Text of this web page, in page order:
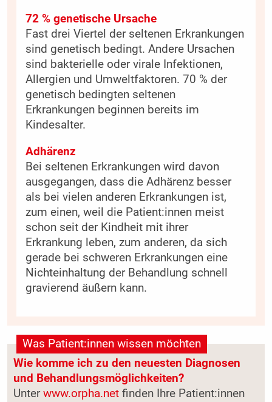
72 % genetische Ursache
Fast drei Viertel der seltenen Erkrankungen
sind genetisch bedingt. Andere Ursachen
sind bakterielle oder virale Infektionen,
Allergien und Umweltfaktoren. 70 % der
genetisch bedingten seltenen
Erkrankungen beginnen bereits im
Kindesalter.
Adhärenz
Bei seltenen Erkrankungen wird davon
ausgegangen, dass die Adhärenz besser
als bei vielen anderen Erkrankungen ist,
zum einen, weil die Patient:innen meist
schon seit der Kindheit mit ihrer
Erkrankung leben, zum anderen, da sich
gerade bei schweren Erkrankungen eine
Nichteinhaltung der Behandlung schnell
gravierend äußern kann.
Was Patient:innen wissen möchten
Wie komme ich zu den neuesten Diagnosen
und Behandlungsmöglichkeiten?
Unterwww.orpha.netfinden Ihre Patient:innen
Was Patient:innen wissen möchten